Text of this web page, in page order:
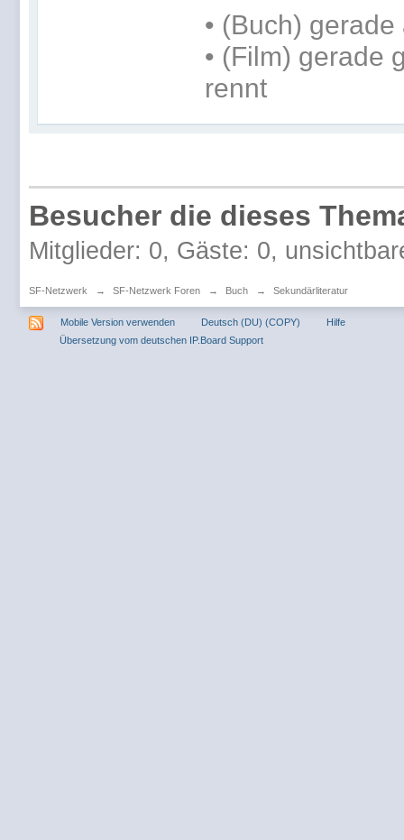
• (Buch) gerade
• (Film) gerade
rennt
Besucher die dieses
Mitglieder: 0, Gäste: 0,
SF-Netzwerk → SF-Netzwerk Foren → Buch → Sekundärliteratur
Mobile Version verwenden Deutsch (DU) (COPY)
Hilfe
Übersetzung vom deutschen IP.Board Support